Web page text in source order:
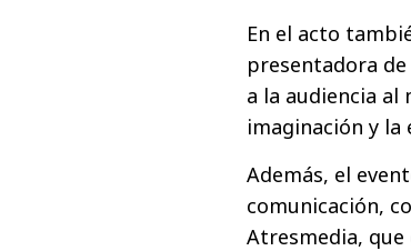
En el acto
presentadora
a la audiencia al
imaginación y la
Además, el
comunicación,
Atresmedia,